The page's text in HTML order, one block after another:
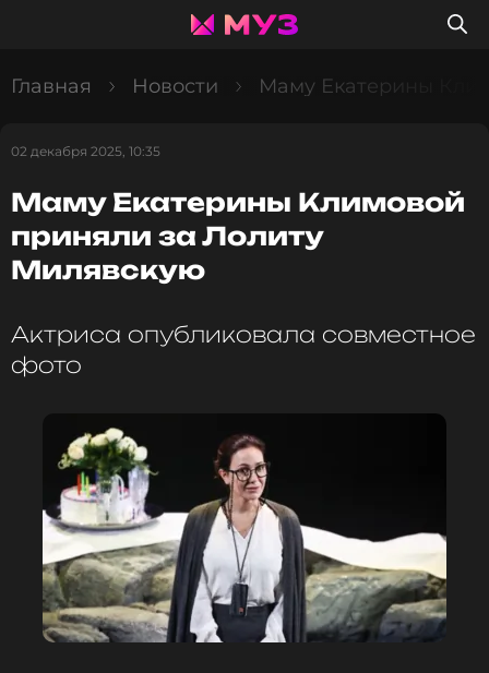
Главная Новости Маму Екатерины
02 декабря 2025, 10:35
Маму Екатерины Климовой
приняли за Лолиту
Милявскую
Актриса опубликовала совместное
фото